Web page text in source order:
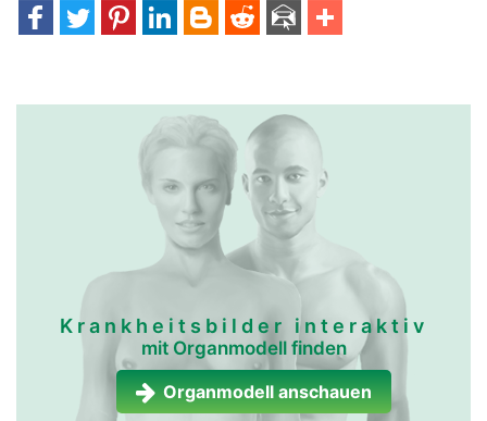
Krankheitsbilder interaktiv
mit Organmodell finden
Organmodell anschauen